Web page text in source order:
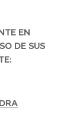
EN
DE SUS